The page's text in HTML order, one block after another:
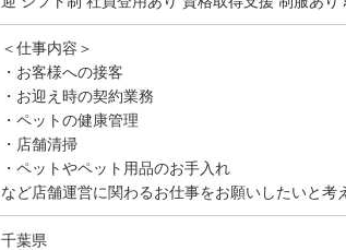
＜仕事内容＞
・お客様への接客
・お迎え時の契約業務
・ペットの健康管理
・店舗清掃
・ペットやペット用品のお手入れ
など店舗運営に関わるお仕事をお願いしたいと
千葉県